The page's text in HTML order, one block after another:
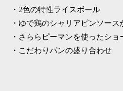
・2色の特性ライスボール
・ゆで鶏のシャリアピンソース
・さららピーマンを使ったショ
・こだわりパンの盛り合わせ